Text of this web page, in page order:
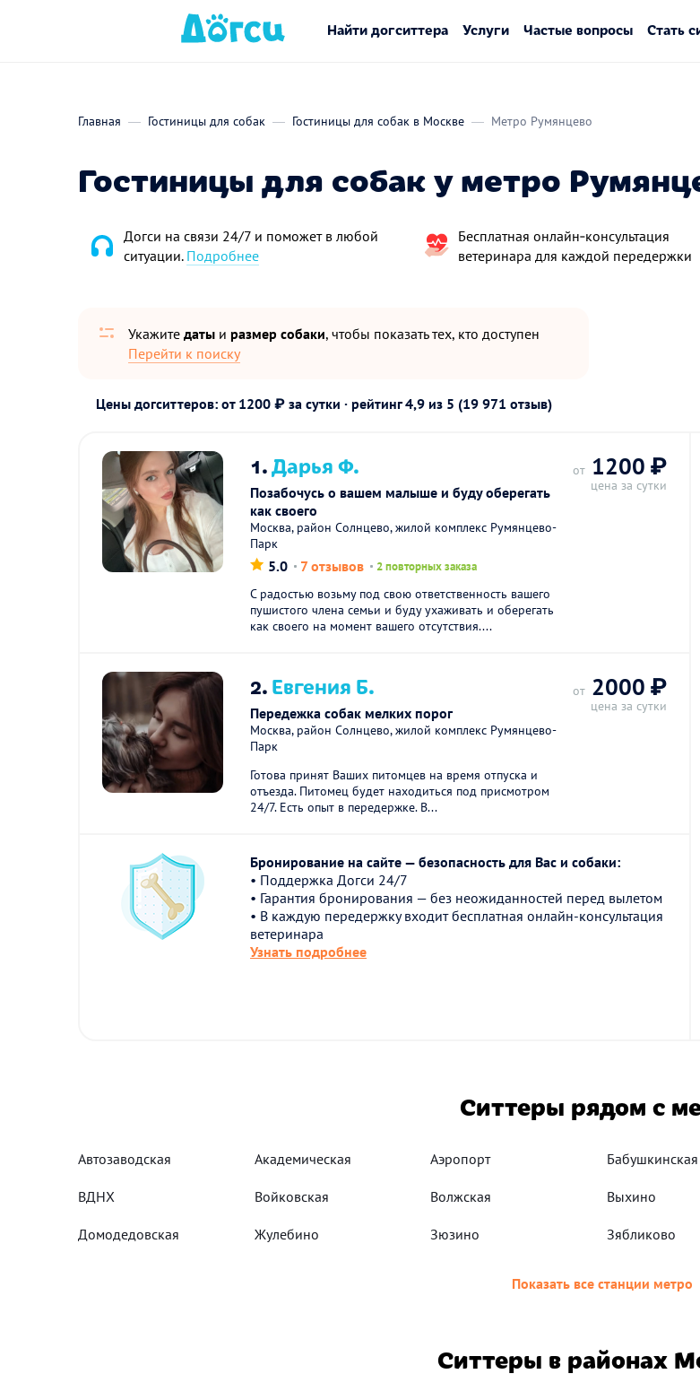
Найти догситтера Услуги Частые вопросы Стать
Главная Гостиницы для собак Гостиницы для собак в Москве Метро Румянцево
Гостиницы для собак у метро
Догси на связи 24/7 и поможет в любой
ситуации. Подробнее
Бесплатная онлайн‑консультация
ветеринара для каждой передержки
Укажите даты и размер собаки, чтобы показать тех, кто доступен
Перейти к поиску
Цены догситтеров: от 1200 ₽ за сутки · рейтинг4,9 из 5 (19 971 отзыв)
1.Дарья Ф.
Позабочусь о вашем малыше и буду оберегать
как своего
Москва, район Солнцево, жилой комплекс Румянцево-
Парк
5.0 7 отзывов 2 повторных заказа
С радостью возьму под свою ответственность вашего
пушистого члена семьи и буду ухаживать и оберегать
как своего на момент вашего отсутствия....
от 1200 ₽
цена за сутки
2.Евгения Б.
Передежка собак мелких порог
Москва, район Солнцево, жилой комплекс Румянцево-
Парк
Готова принят Ваших питомцев на время отпуска и
отъезда. Питомец будет находиться под присмотром
24/7. Есть опыт в передержке. В...
от 2000 ₽
цена за сутки
Бронирование на сайте — безопасность для Вас и собаки:
• Поддержка Догси 24/7
• Гарантия бронирования — без неожиданностей перед вылетом
• В каждую передержку входит бесплатная онлайн-консультация
ветеринара
Узнать подробнее
Ситтеры рядом с
Автозаводская Академическая Аэропорт Бабушкинская
ВДНХ Войковская Волжская Выхино
Домодедовская Жулебино Зюзино Зябликово
Показать все станции метро
Ситтеры в районах